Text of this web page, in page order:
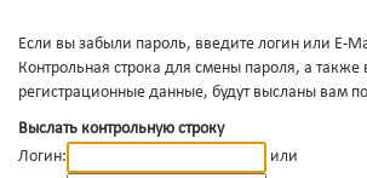
Если вы забыли пароль, введите логин или E-
Контрольная строка для смены пароля, а также
регистрационные данные, будут высланы вам
Выслать контрольную строку
Логин:
или